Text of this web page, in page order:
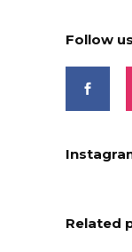
Follow
Related